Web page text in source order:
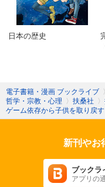
日本の歴史
電子書籍・漫画 ブックライブ 〉
哲学・宗教・心理 〉 扶桑社 〉
ゲーム依存から子供を取り戻す
新刊やお
ブックラ
アプリの